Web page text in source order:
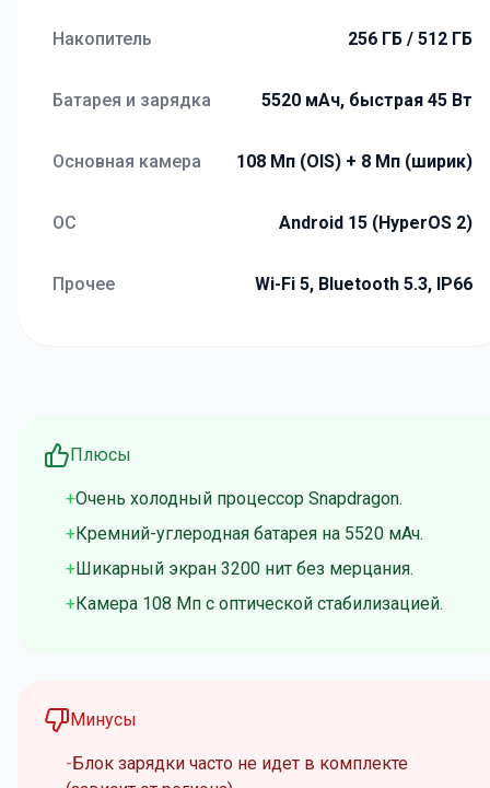
Накопитель 256 ГБ / 512 ГБ
Батарея и зарядка 5520 мАч, быстрая 45 Вт
Основная камера 108 Мп (OIS) + 8 Мп (ширик)
ОС Android 15 (HyperOS 2)
Прочее Wi-Fi 5, Bluetooth 5.3, IP66
Плюсы
Очень холодный процессор Snapdragon.
Кремний-углеродная батарея на 5520 мАч.
Шикарный экран 3200 нит без мерцания.
Камера 108 Мп с оптической стабилизацией.
Минусы
Блок зарядки часто не идет в комплекте